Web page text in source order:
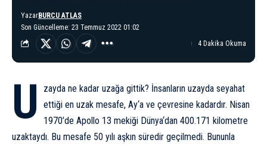
Son Güncelleme: 23 Temmuz 2022 01:02
YazarBURCU ATLAS
4 Dakika Okuma
U
zayda ne kadar uzağa gittik? İnsanların uzayda seyahat
ettiği en uzak mesafe, Ay‘a ve çevresine kadardır. Nisan
1970’de Apollo 13 mekiği Dünya‘dan 400.171 kilometre
uzaktaydı. Bu mesafe 50 yılı aşkın süredir geçilmedi. Bununla